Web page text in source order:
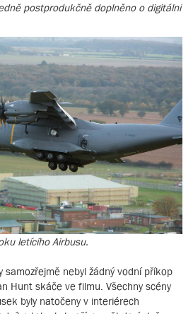
postprodukčně doplněno o digitální
letícího Airbusu.
samozřejmě nebyl žádný vodní příkop
Hunt skáče ve filmu. Všechny scény
byly natočeny v interiérech